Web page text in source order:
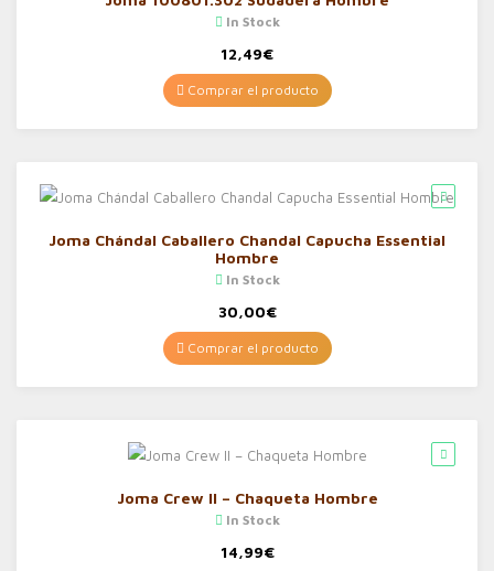
In Stock
12,49€
Comprar el producto
Joma Chándal Caballero Chandal Capucha Essential
Hombre
In Stock
30,00€
Comprar el producto
Joma Crew II – Chaqueta Hombre
In Stock
14,99€